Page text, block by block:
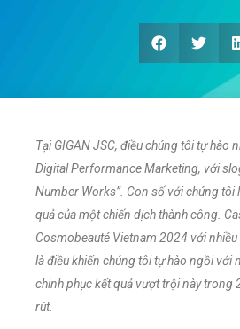
Tại GIGAN JSC, điều chúng tôi tự hào
Digital Performance Marketing, với
Number Works”. Con số với chúng tôi
quả của một chiến dịch thành công.
Cosmobeauté Vietnam 2024 với
là điều khiến chúng tôi tự hào ngồi với
chinh phục kết quả vượt trội này trong
rút.